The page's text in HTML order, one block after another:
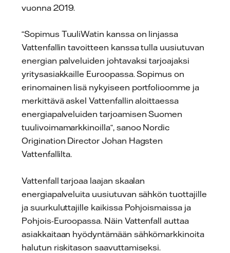
vuonna 2019.
“Sopimus TuuliWatin kanssa on linjassa
Vattenfallin tavoitteen kanssa tulla uusiutuvan
energian palveluiden johtavaksi tarjoajaksi
yritysasiakkaille Euroopassa. Sopimus on
erinomainen lisä nykyiseen portfolioomme ja
merkittävä askel Vattenfallin aloittaessa
energiapalveluiden tarjoamisen Suomen
tuulivoimamarkkinoilla“, sanoo Nordic
Origination Director Johan Hagsten
Vattenfallilta.
Vattenfall tarjoaa laajan skaalan
energiapalveluita uusiutuvan sähkön tuottajille
ja suurkuluttajille kaikissa Pohjoismaissa ja
Pohjois-Euroopassa. Näin Vattenfall auttaa
asiakkaitaan hyödyntämään sähkömarkkinoita
halutun riskitason saavuttamiseksi.